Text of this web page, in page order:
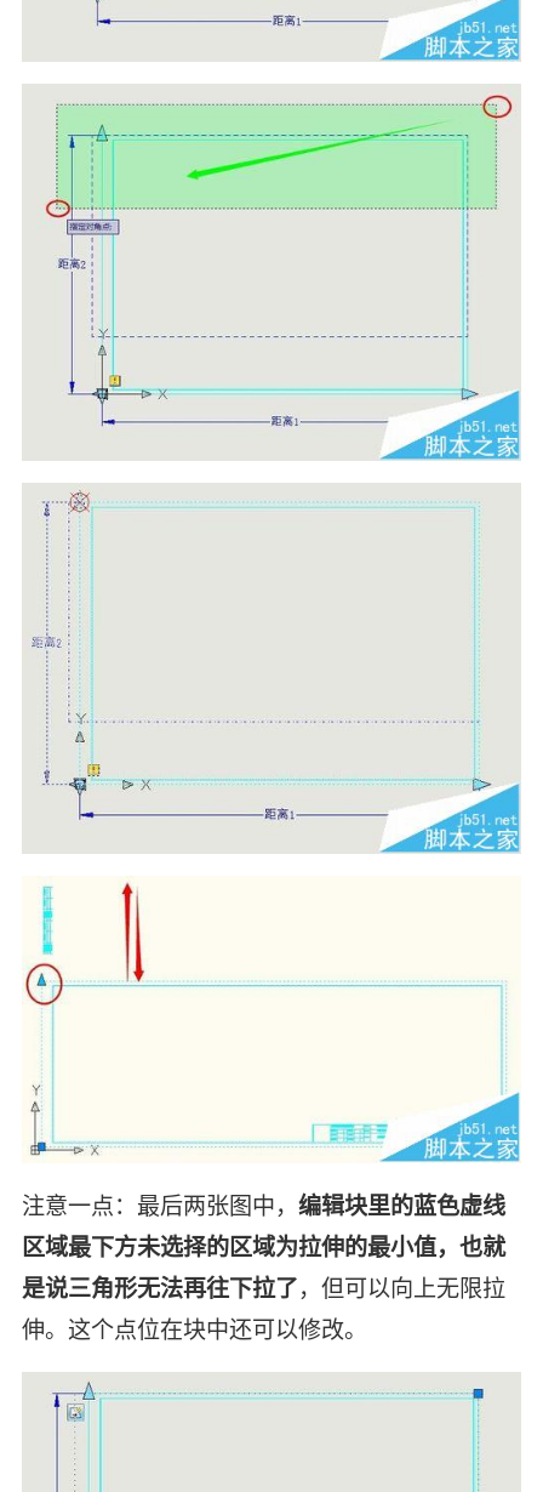
注意一点：最后两张图中， 编辑块里的蓝色虚线
区域最下方未选择的区域为拉伸的最小值，也就
是说三角形无法再往下拉了，但可以向上无限拉
伸。这个点位在块中还可以修改。